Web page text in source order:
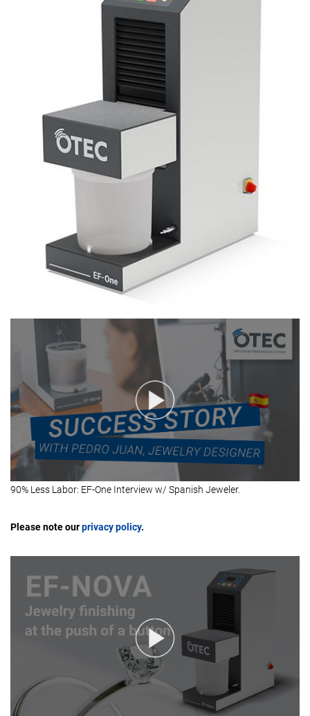
90% Less Labor: EF-One Interview w/ Spanish Jeweler.
Please note ourprivacy policy.